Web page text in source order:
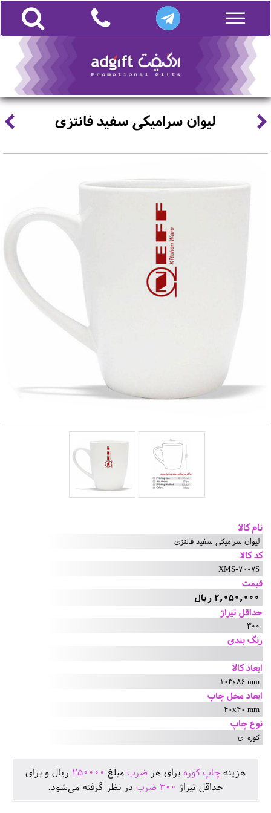
لیوان سرامیکی سفید فانتزی
نام کالا
لیوان سرامیکی سفید فانتزی
کد کالا
XMS-7007S
قیمت
2,050,000 ریال
حداقل تیراژ
300
رنگ بندی
ابعاد کالا
103x86 mm
ابعاد محل چاپ
40x40 mm
نوع چاپ
کوره ای
هزينه چاپ کوره برای هر ضرب مبلغ 250000 ريال و برای
حداقل تيراژ 300 ضرب در نظر گرفته می‌شود.